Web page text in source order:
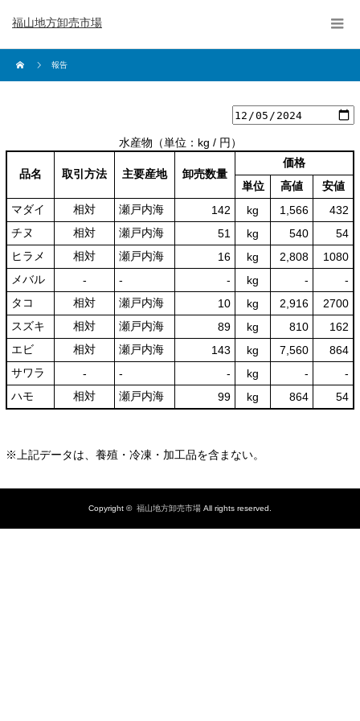
福山地方卸売市場
報告
水産物 （単位：kg / 円）
品名 取引方法 主要産地 卸売数量
価格
単位
高値
安値
マダイ
相対 瀬戸内海 142 kg 1,566
432
チヌ
相対 瀬戸内海 51 kg 540
54
ヒラメ
相対 瀬戸内海 16 kg 2,808
1080
メバル
‐ ‐ ‐ kg -
‐
タコ
相対 瀬戸内海 10 kg 2,916
2700
スズキ
相対 瀬戸内海 89 kg 810
162
エビ
相対 瀬戸内海 143 kg 7,560
864
サワラ
‐ ‐ ‐ kg -
‐
ハモ
相対 瀬戸内海 99 kg 864 54
※上記データは、養殖・冷凍・加工品を含まない。
Copyright © 福山地方卸売市場 All rights reserved.